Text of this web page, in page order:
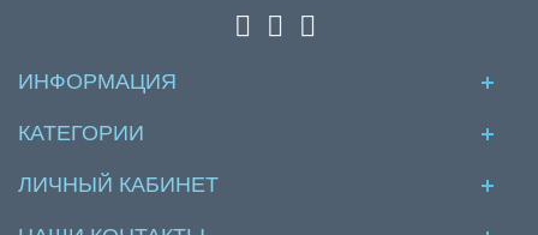
ИНФОРМАЦИЯ
КАТЕГОРИИ
ЛИЧНЫЙ КАБИНЕТ